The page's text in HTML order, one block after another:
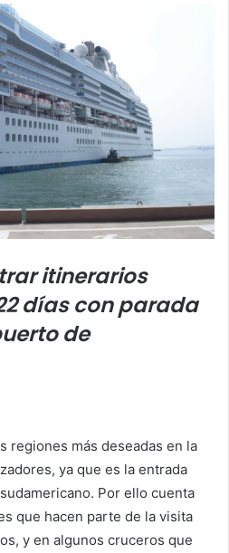
itinerarios
días con parada
de
regiones más deseadas en la
ya que es la entrada
Por ello cuenta
que hacen parte de la visita
y en algunos cruceros que